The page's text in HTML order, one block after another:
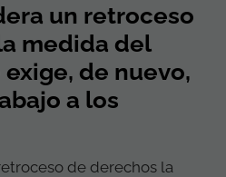
un retroceso
medida del
de nuevo,
a los
de derechos la